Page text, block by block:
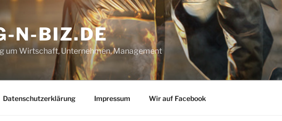
N-BIZ.DE
um Wirtschaft, Unternehmen, Management
Datenschutzerklärung Impressum Wir auf Facebook